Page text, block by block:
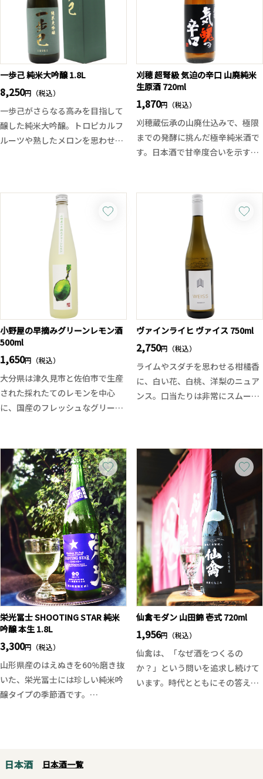
感じられる一本です。
一歩己 純米大吟醸 1.8L
8,250円（税込）
一歩己がさらなる高みを目指して
醸した純米大吟醸。トロピカルフ
ルーツや熟したメロンを思わせる
口当たりから、やさしい甘みと豊
かな旨味がふくらみ、後半は一歩
己らしい心地よい渋みが全体を引
き締める上質な味わい。
華やかさと繊細さを兼ね備えた、
蔵の真摯な酒造りを感じられる一
刈穂 超弩級 気迫の辛口 山廃純米
生原酒 720ml
1,870円（税込）
刈穂蔵伝承の山廃仕込みで、極限
までの発酵に挑んだ極辛純米酒で
す。日本酒で甘辛度合いを示すの
それを圧倒的に上回る＋25。
もちろんただ辛いだけでなく、そ
れに応える重厚な旨味とハードな
キレを持った深みのある辛さが特
長です。日本酒の概念を超越した
季節限定酒の味わいをお試しくだ
小野屋の早摘みグリーンレモン酒
500ml
1,650円（税込）
大分県は津久見市と佐伯市で生産
された採れたてのレモンを中心
に、国産のフレッシュなグリーン
は全国でも限られた狭い範囲でし
か栽培されていない希少なレモン
です。そしてその国産レモンを完
熟前の緑色の果皮の段階で収穫し
て造られたのが「小野屋の早摘み
グリーンレモン」です。麦焼酎を
ベースに早摘みレモンを使用する
ことで、香り高くフレッシュで旨
みを感じることが出来ます。甘酸
っぱくもビター感溢れる大人の味
わいを、是非お楽しみ下さい。
ヴァインライヒ ヴァイス 750ml
2,750円（税込）
ライムやスダチを思わせる柑橘香
に、白い花、白桃、洋梨のニュア
ンス。口当たりは非常にスムーズ
た表情を持ちながらも、酸が尖り
すぎず、全体のバランスが非常に
秀逸。
ミネラル感がしっかりありながら
重たさはなく、食事に自然と寄り
添う“飲み疲れしない白”。価格以
上の完成度を感じさせる、コスト
パフォーマンス抜群の一本です。
栄光冨士 SHOOTING STAR 純米
吟醸 本生 1.8L
3,300円（税込）
山形県産のはえぬきを60%磨き抜
いた、栄光冨士には珍しい純米吟
醸タイプの季節酒です。
仙禽モダン 山田錦 壱式 720ml
1,956円（税込）
仙禽は、「なぜ酒をつくるの
か？」という問いを追求し続けて
います。時代とともにその答えは
日本酒 日本酒一覧